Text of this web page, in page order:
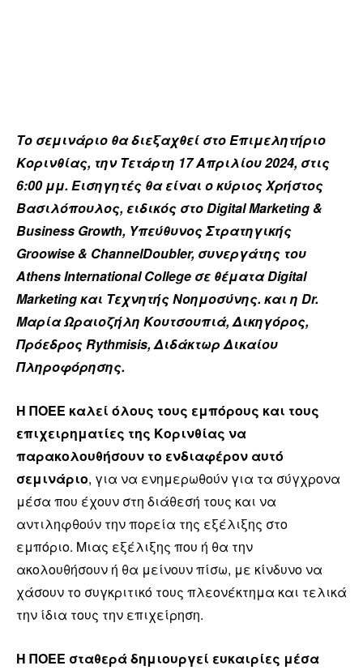
Το σεμινάριο θα διεξαχθεί στο Επιμελητήριο
Κορινθίας, την Τετάρτη 17 Απριλίου 2024, στις
6:00 μμ. Εισηγητές θα είναι ο κύριος Χρήστος
Βασιλόπουλος, ειδικός στο Digital Marketing &
Business Growth, Υπεύθυνος Στρατηγικής
Groowise & ChannelDoubler, συνεργάτης του
Athens International College σε θέματα Digital
Marketing και Τεχνητής Νοημοσύνης. και η Dr.
Μαρία Ωραιοζήλη Κουτσουπιά, Δικηγόρος,
Πρόεδρος Rythmisis, Διδάκτωρ Δικαίου
Πληροφόρησης.
Η ΠΟΕΕ καλεί όλους τους εμπόρους και τους
επιχειρηματίες της Κορινθίας να
παρακολουθήσουν το ενδιαφέρον αυτό
σεμινάριο, για να ενημερωθούν για τα σύγχρονα
μέσα που έχουν στη διάθεσή τους και να
αντιληφθούν την πορεία της εξέλιξης στο
εμπόριο. Μιας εξέλιξης που ή θα την
ακολουθήσουν ή θα μείνουν πίσω, με κίνδυνο να
χάσουν το συγκριτικό τους πλεονέκτημα και τελικά
την ίδια τους την επιχείρηση.
Η ΠΟΕΕ σταθερά δημιουργεί ευκαιρίες μέσα